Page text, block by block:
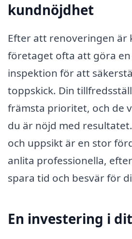
kundnöjdhet
Efter att renoveringen är
företaget ofta att göra
inspektion för att
toppskick. Din
främsta prioritet, och de
du är nöjd med
och uppsikt är en stor
anlita professionella,
spara tid och besvär för
En investering i